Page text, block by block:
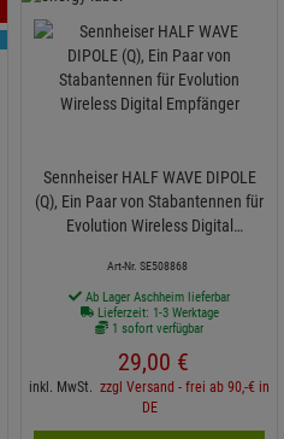
Sennheiser HALF WAVE DIPOLE
(Q), Ein Paar von Stabantennen für
Evolution Wireless Digital
Art-Nr. SE508868
Ab Lager Aschheim lieferbar
Lieferzeit: 1-3 Werktage
1 sofort verfügbar
29,00 €
inkl. MwSt. zzgl Versand - frei ab 90,-€ in
DE